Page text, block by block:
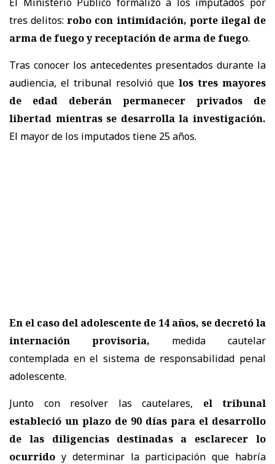
tres delitos:robo con intimidación, porte ilegal de
arma de fuego y receptación de arma de fuego.
Tras conocer los antecedentes presentados durante la
audiencia, el tribunal resolvió que los tres mayores
de edad deberán permanecer privados de
libertad mientras se desarrolla la investigación.
El mayor de los imputados tiene 25 años.
En el caso del adolescente de 14 años, se decretó la
internación provisoria, medida cautelar
contemplada en el sistema de responsabilidad penal
adolescente.
Junto con resolver las cautelares, el tribunal
estableció un plazo de 90 días para el desarrollo
de las diligencias destinadas a esclarecer lo
ocurrido y determinar la participación que habría